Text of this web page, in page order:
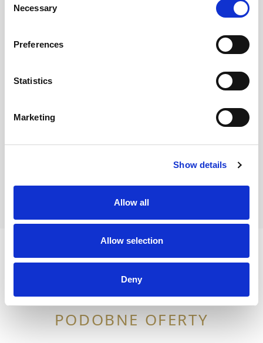
Selection
Necessary
Preferences
Statistics
Marketing
Show details
Allow all
Allow selection
Deny
Opis oferty zawarty na stronie internetowej
nieruchomości oraz informacji uzyskanych od
właściciela, może podlegać aktualizacji i nie stanowi
PODOBNE OFERTY